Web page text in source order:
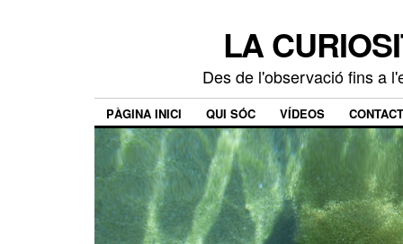
LA
Des de l'observació fins a
PÀGINA INICI QUI SÓC VÍDEOS